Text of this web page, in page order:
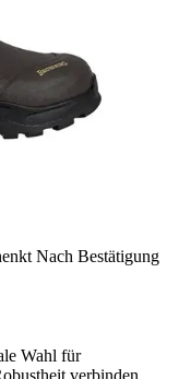
Nach Bestätigung
Wahl für
verbinden